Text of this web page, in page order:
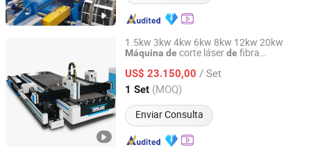
1.5kw 3kw 4kw 6kw 8kw 12kw 20kw
Máquina de corte láserde fibra
lámina o tubode acero
aluminio, cobre
US$ 23.150,00 / Set
1 Set (MOQ)
Enviar Consulta
Nanjing Prima CNC Machinery Co., Ltd.
Jiangsu, China Desde 2018